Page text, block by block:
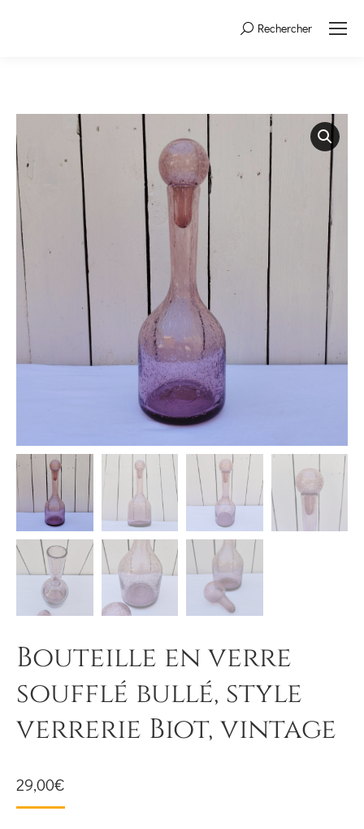
Search:Rechercher
Bouteille en verre
soufflé bullé, style
verrerie Biot, vintage
29,00€